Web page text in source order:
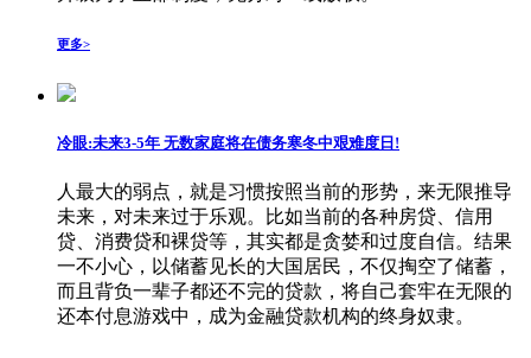
更多>
冷眼:未来3-5年 无数家庭将在债务寒冬中艰难度日!
人最大的弱点，就是习惯按照当前的形势，来无限推导
未来，对未来过于乐观。比如当前的各种房贷、信用
贷、消费贷和裸贷等，其实都是贪婪和过度自信。结果
一不小心，以储蓄见长的大国居民，不仅掏空了储蓄，
而且背负一辈子都还不完的贷款，将自己套牢在无限的
还本付息游戏中，成为金融贷款机构的终身奴隶。